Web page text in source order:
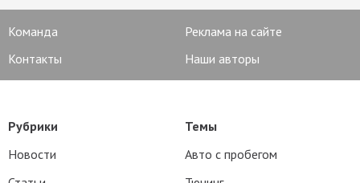
Команда
Реклама на сайте
Контакты
Наши авторы
Рубрики
Новости
Темы
Авто с пробегом